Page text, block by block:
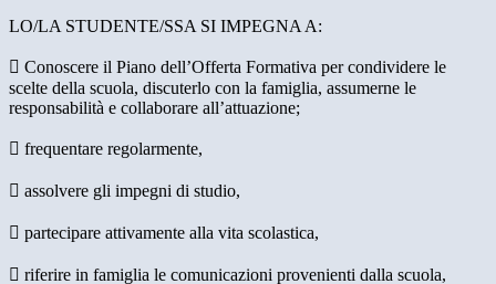
LO/LA STUDENTE/SSA SI IMPEGNA A:
 Conoscere il Piano dell’Offerta Formativa per condividere le
scelte della scuola, discuterlo con la famiglia, assumerne le
responsabilità e collaborare all’attuazione;
 frequentare regolarmente,
 assolvere gli impegni di studio,
 partecipare attivamente alla vita scolastica,
 riferire in famiglia le comunicazioni provenienti dalla scuola,